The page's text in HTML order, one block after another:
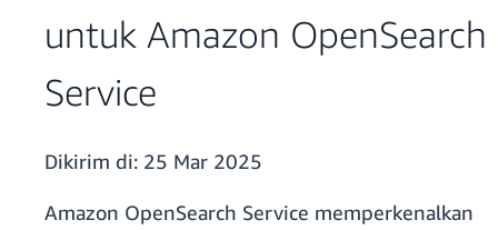
untuk Amazon OpenSearch
Service
Dikirim di: 25 Mar 2025
Amazon OpenSearch Service memperkenalkan